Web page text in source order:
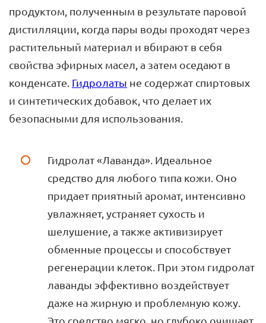
продуктом, полученным в результате паровой
дистилляции, когда пары воды проходят через
растительный материал и вбирают в себя
свойства эфирных масел, а затем оседают в
конденсате. Гидролаты не содержат спиртовых
и синтетических добавок, что делает их
безопасными для использования.
Гидролат «Лаванда». Идеальное
средство для любого типа кожи. Оно
придает приятный аромат, интенсивно
увлажняет, устраняет сухость и
шелушение, а также активизирует
обменные процессы и способствует
регенерации клеток. При этом гидролат
лаванды эффективно воздействует
даже на жирную и проблемную кожу.
Это средство мягко, но глубоко очищает